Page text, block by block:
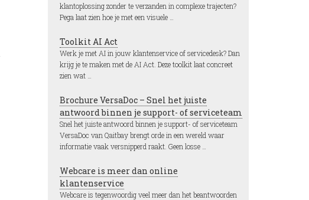
klantoplossing zonder te verzanden in complexe trajecten?
Pega laat zien hoe je met een visuele …
Toolkit AI Act
Werk je met AI in jouw klantenservice of servicedesk? Dan
krijg je te maken met de AI Act. Deze toolkit laat concreet
zien wat …
Brochure VersaDoc – Snel het juiste
antwoord binnen je support- of serviceteam
Snel het juiste antwoord binnen je support- of serviceteam
VersaDoc van Qaitbay brengt orde in een wereld waar
informatie vaak versnipperd raakt. Geen losse …
Webcare is meer dan online
klantenservice
Webcare is tegenwoordig veel meer dan het beantwoorden